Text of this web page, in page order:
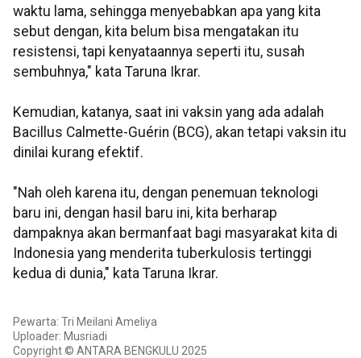
waktu lama, sehingga menyebabkan apa yang kita
sebut dengan, kita belum bisa mengatakan itu
resistensi, tapi kenyataannya seperti itu, susah
sembuhnya," kata Taruna Ikrar.
Kemudian, katanya, saat ini vaksin yang ada adalah
Bacillus Calmette-Guérin (BCG), akan tetapi vaksin itu
dinilai kurang efektif.
"Nah oleh karena itu, dengan penemuan teknologi
baru ini, dengan hasil baru ini, kita berharap
dampaknya akan bermanfaat bagi masyarakat kita di
Indonesia yang menderita tuberkulosis tertinggi
kedua di dunia," kata Taruna Ikrar.
Pewarta: Tri Meilani Ameliya
Uploader: Musriadi
Copyright © ANTARA BENGKULU 2025